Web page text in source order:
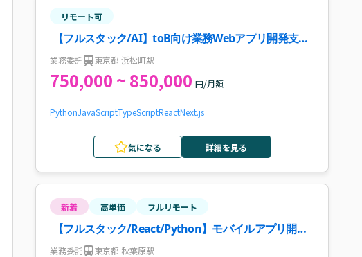
リモート可
【フルスタック/AI】toB向け業務Webアプリ開発支援
案件・求人
業務委託 東京都 浜松町駅
750,000 ~ 850,000 円/月額
PythonJavaScriptTypeScriptReactNext.js
気になる 詳細を見る
新着 高単価 フルリモート
【フルスタック/React/Python】モバイルアプリ開発
案件
業務委託 東京都 秋葉原駅